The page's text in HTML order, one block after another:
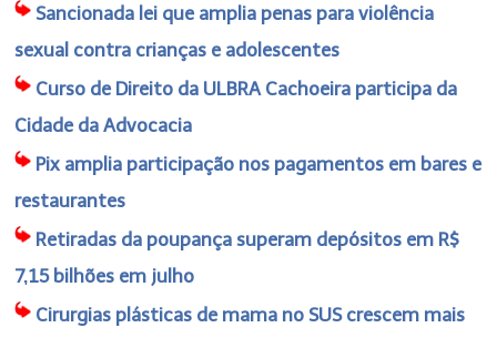
Sancionada lei que amplia penas para violência
sexual contra crianças e adolescentes
Curso de Direito da ULBRA Cachoeira participa da
Cidade da Advocacia
Pix amplia participação nos pagamentos em bares e
restaurantes
Retiradas da poupança superam depósitos em R$
7,15 bilhões em julho
Cirurgias plásticas de mama no SUS crescem mais